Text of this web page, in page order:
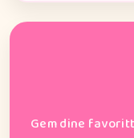
Gem dine